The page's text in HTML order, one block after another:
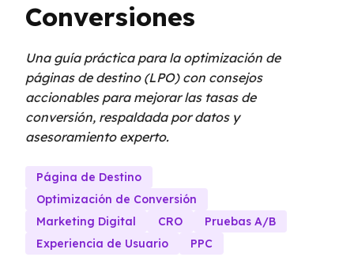
Conversiones
Una guía práctica para la optimización de
páginas de destino (LPO) con consejos
accionables para mejorar las tasas de
conversión, respaldada por datos y
asesoramiento experto.
Página de Destino
Optimización de Conversión
Marketing Digital
CRO
Pruebas A/B
Experiencia de Usuario
PPC